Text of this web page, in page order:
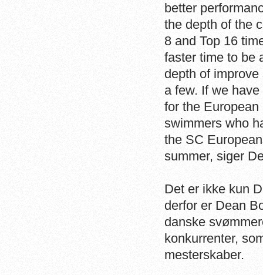
better
the depth of the
8 and Top 16
faster time to be
depth of
a few. If we
for the
swimmers who
the SC
summer, siger
Det er ikke kun
derfor er Dean
danske
konkurrenter,
mesterskaber.